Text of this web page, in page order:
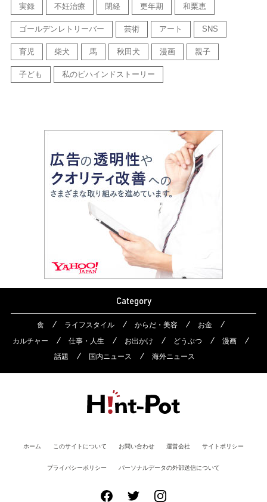
実録 不妊治療 閉経 更年期 和栗恵
ゴールデンレトリーバー 芸術 アート SNS
育児 柴犬 馬 秋田犬 漫画 親子
子ども 私のビハインドストーリー
Category
食 ライフスタイル からだ・美容
お金
カルチャー
仕事・人生 お出かけ どうぶつ
漫画
話題
国内ニュース 海外ニュース
ホーム このサイトについて お問い合わせ 運営会社 サイトポリシー
プライバシーポリシー パーソナルデータの外部送信について